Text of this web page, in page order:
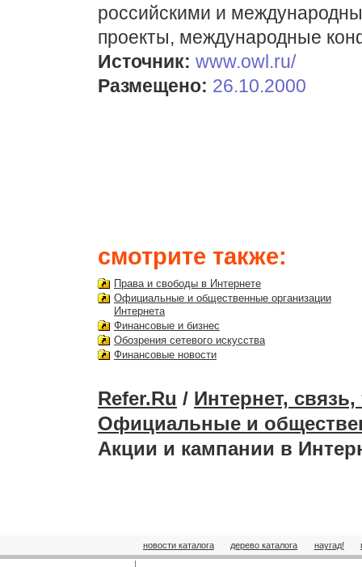
российскими и
проекты, международные
Источник: www.owl.ru/
Размещено: 26.10.2000
смотрите также:
Права и свободы в Интернете
Официальные и общественные организации
Интернета
Финансовые и бизнес
Обозрения сетевого искусства
Финансовые новости
Refer.Ru / Интернет,
Официальные и
Акции и кампании в
новости каталога дерево каталога наугад!